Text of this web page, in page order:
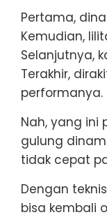
Pertama,
Kemudian,
Selanjutnya,
Terakhir,
performanya.
Nah, yang ini
gulung
tidak cepat
Dengan
bisa kembali